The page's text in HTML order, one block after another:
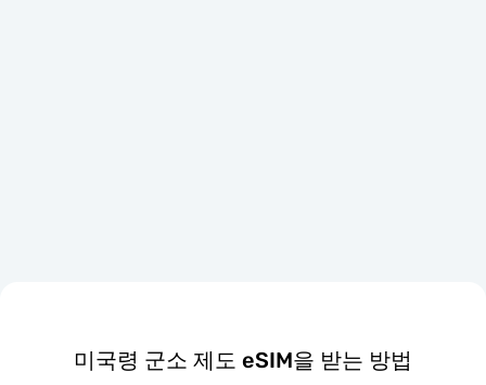
미국령 군소 제도 eSIM을 받는 방법